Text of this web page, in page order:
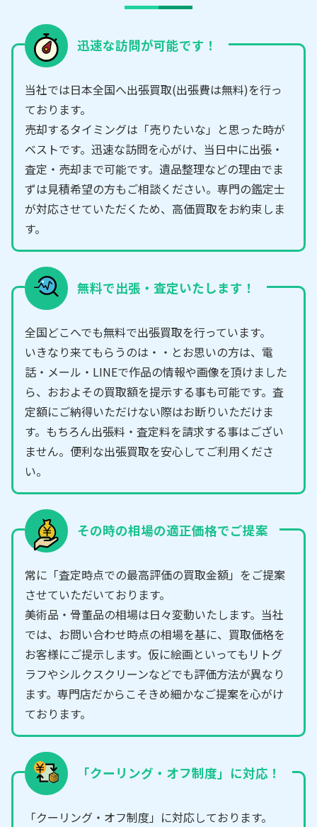
迅速な訪問が可能です！
当社では日本全国へ出張買取(出張費は無料)を行っ
ております。
売却するタイミングは「売りたいな」と思った時が
ベストです。迅速な訪問を心がけ、当日中に出張・
査定・売却まで可能です。遺品整理などの理由でま
ずは見積希望の方もご相談ください。専門の鑑定士
が対応させていただくため、高価買取をお約束しま
す。
無料で出張・査定いたします！
全国どこへでも無料で出張買取を行っています。
いきなり来てもらうのは・・とお思いの方は、電
話・メール・LINEで作品の情報や画像を頂けました
ら、おおよその買取額を提示する事も可能です。査
定額にご納得いただけない際はお断りいただけま
す。もちろん出張料・査定料を請求する事はござい
ません。便利な出張買取を安心してご利用くださ
い。
その時の相場の適正価格でご提案
常に「査定時点での最高評価の買取金額」をご提案
させていただいております。
美術品・骨董品の相場は日々変動いたします。当社
では、お問い合わせ時点の相場を基に、買取価格を
お客様にご提示します。仮に絵画といってもリトグ
ラフやシルクスクリーンなどでも評価方法が異なり
ます。専門店だからこそきめ細かなご提案を心がけ
ております。
「クーリング・オフ制度」に対応！
「クーリング・オフ制度」に対応しております。